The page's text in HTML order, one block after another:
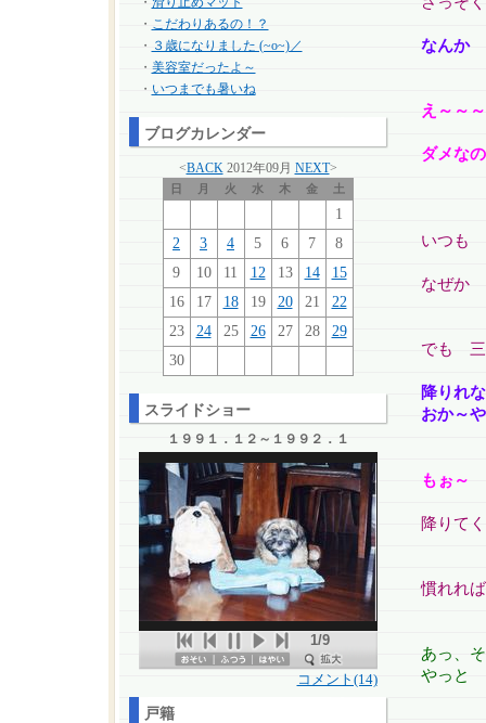
・ こだわりあるの！？
・ ３歳になりました (~o~)／
・ 美容室だったよ～
・ いつまでも暑いね
ブログカレンダー
<BACK2012年09月 NEXT>
日 月 火 水 木 金 土
1
2
3 4 5 6 7
8
9
10 11 12 13 14
15
16
17 18 19 20 21
22
23
24 25 26 27 28
29
30
スライドショー
１９９１．１２～１９９２．１
1/9
コメント(14)
戸籍
なんか
え～～
ダメな
いつも
なぜか
でも 三
降りれ
おか～
もぉ～
降りて
慣れれ
あっ、
やっと